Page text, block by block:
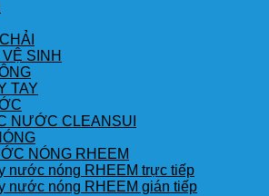
VỆ SINH
TAY
NƯỚC CLEANSUI
NÓNG RHEEM
nước nóng RHEEM trực tiếp
nước nóng RHEEM gián tiếp